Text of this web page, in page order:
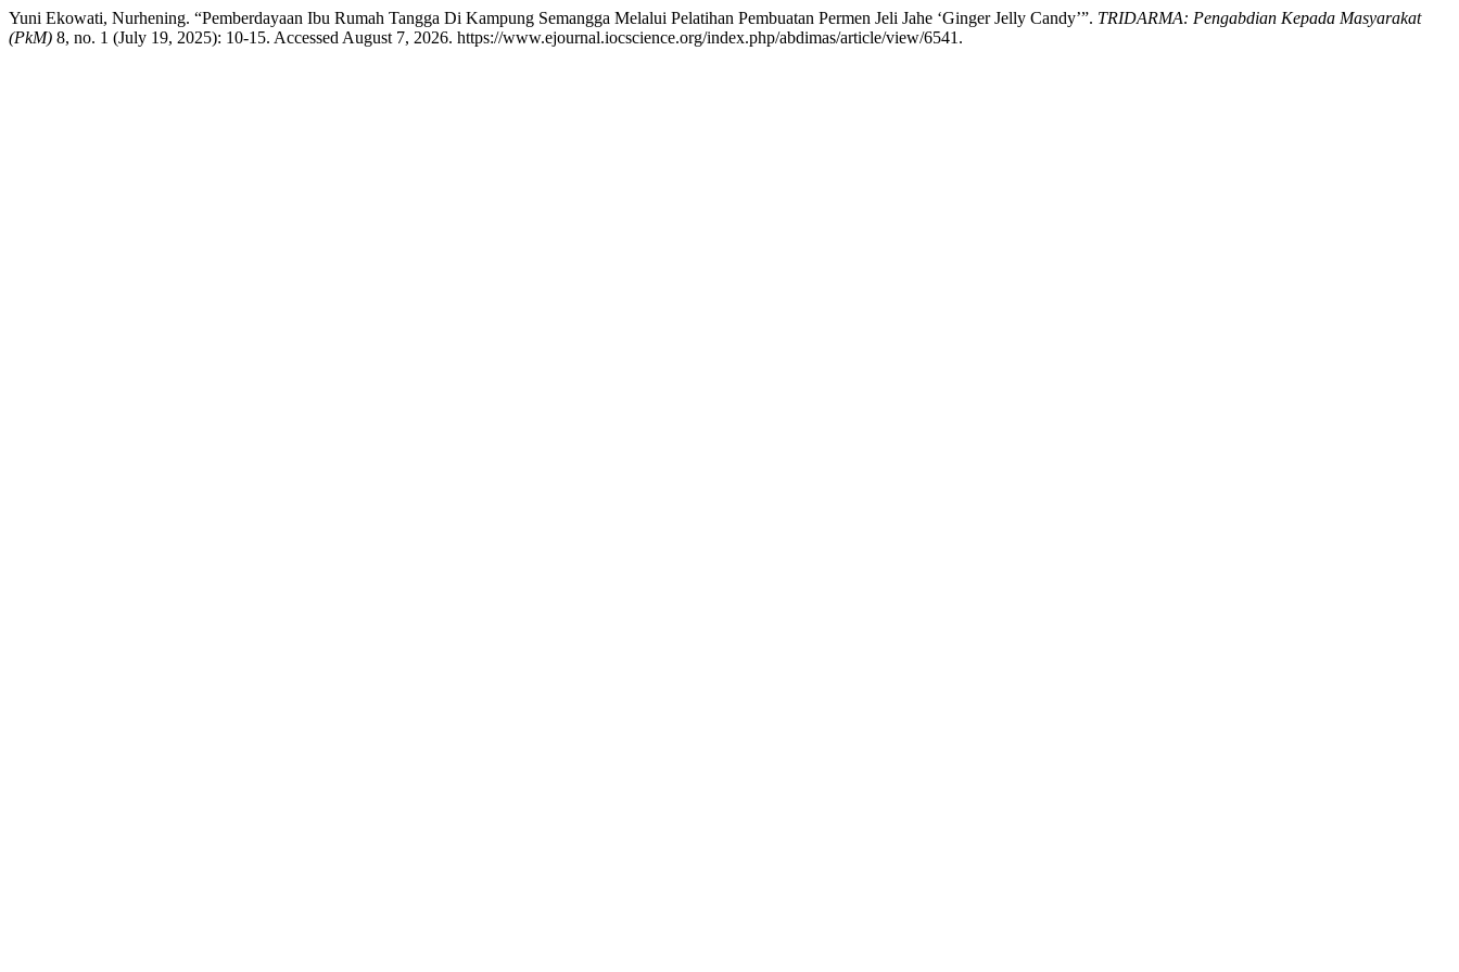
Yuni Ekowati, Nurhening. “Pemberdayaan Ibu Rumah Tangga Di Kampung Semangga Melalui Pelatihan Pembuatan Permen Jeli Jahe ‘Ginger Jelly Candy’”. TRIDARMA: Pengabdian Kepada Masyarakat
(PkM) 8, no. 1 (July 19, 2025): 10-15. Accessed August 7, 2026. https://www.ejournal.iocscience.org/index.php/abdimas/article/view/6541.